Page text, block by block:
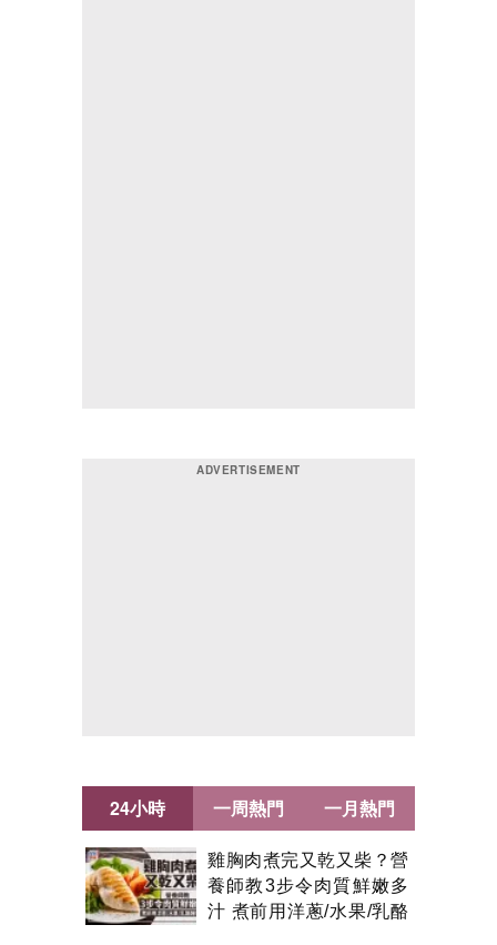
24小時
雞胸肉煮完又乾又柴？營
養師教3步令肉質鮮嫩多
汁 煮前用洋蔥/水果/乳酪
一周熱門 一月熱門